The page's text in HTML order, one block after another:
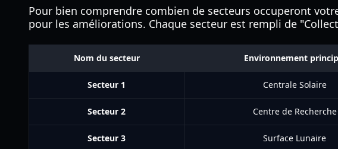
Pour bien comprendre combien de secteurs occuperont
pour les améliorations. Chaque secteur est rempli de
Nom du secteur Environnement
Secteur 1 Centrale Solaire
Secteur 2 Centre de Recherche
Secteur 3 Surface Lunaire